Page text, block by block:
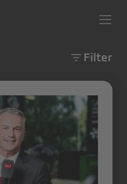
Filter